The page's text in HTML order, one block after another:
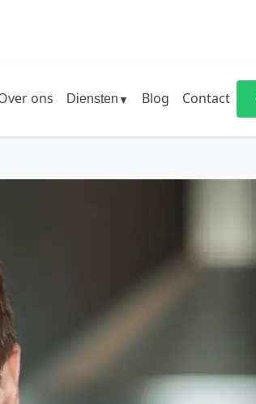
ons Diensten ▼ Blog Contact